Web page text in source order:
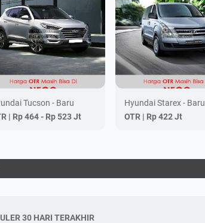
Tucson - Baru
| Rp 464 - Rp 523 Jt
Hyundai Starex - Baru
OTR | Rp 422 Jt
30 HARI TERAKHIR